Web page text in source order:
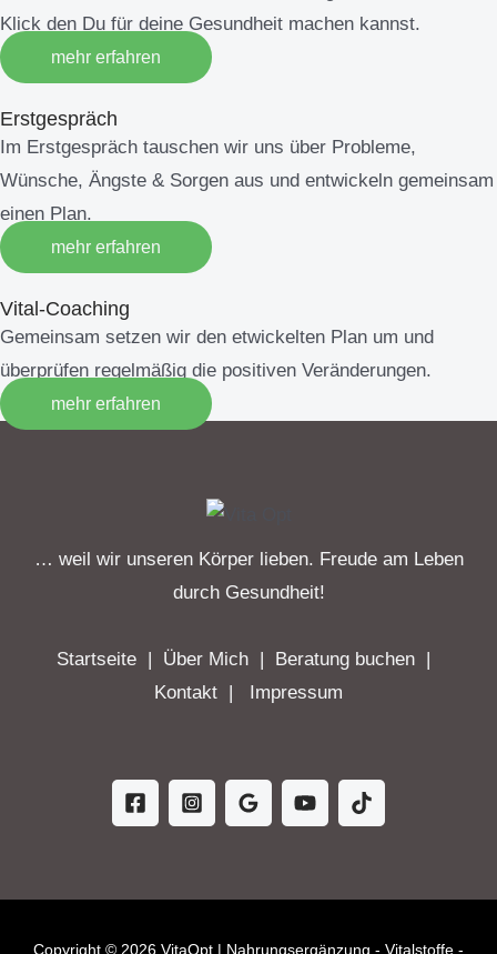
Klick den Du für deine Gesundheit machen kannst.
mehr erfahren
Erstgespräch
Im Erstgespräch tauschen wir uns über Probleme,
Wünsche, Ängste & Sorgen aus und entwickeln gemeinsam
einen Plan.
mehr erfahren
Vital-Coaching
Gemeinsam setzen wir den etwickelten Plan um und
überprüfen regelmäßig die positiven Veränderungen.
mehr erfahren
… weil wir unseren Körper lieben. Freude am Leben
durch Gesundheit!
Startseite | Über Mich | Beratung buchen |
Kontakt | Impressum
Copyright © 2026 VitaOpt | Nahrungsergänzung - Vitalstoffe -